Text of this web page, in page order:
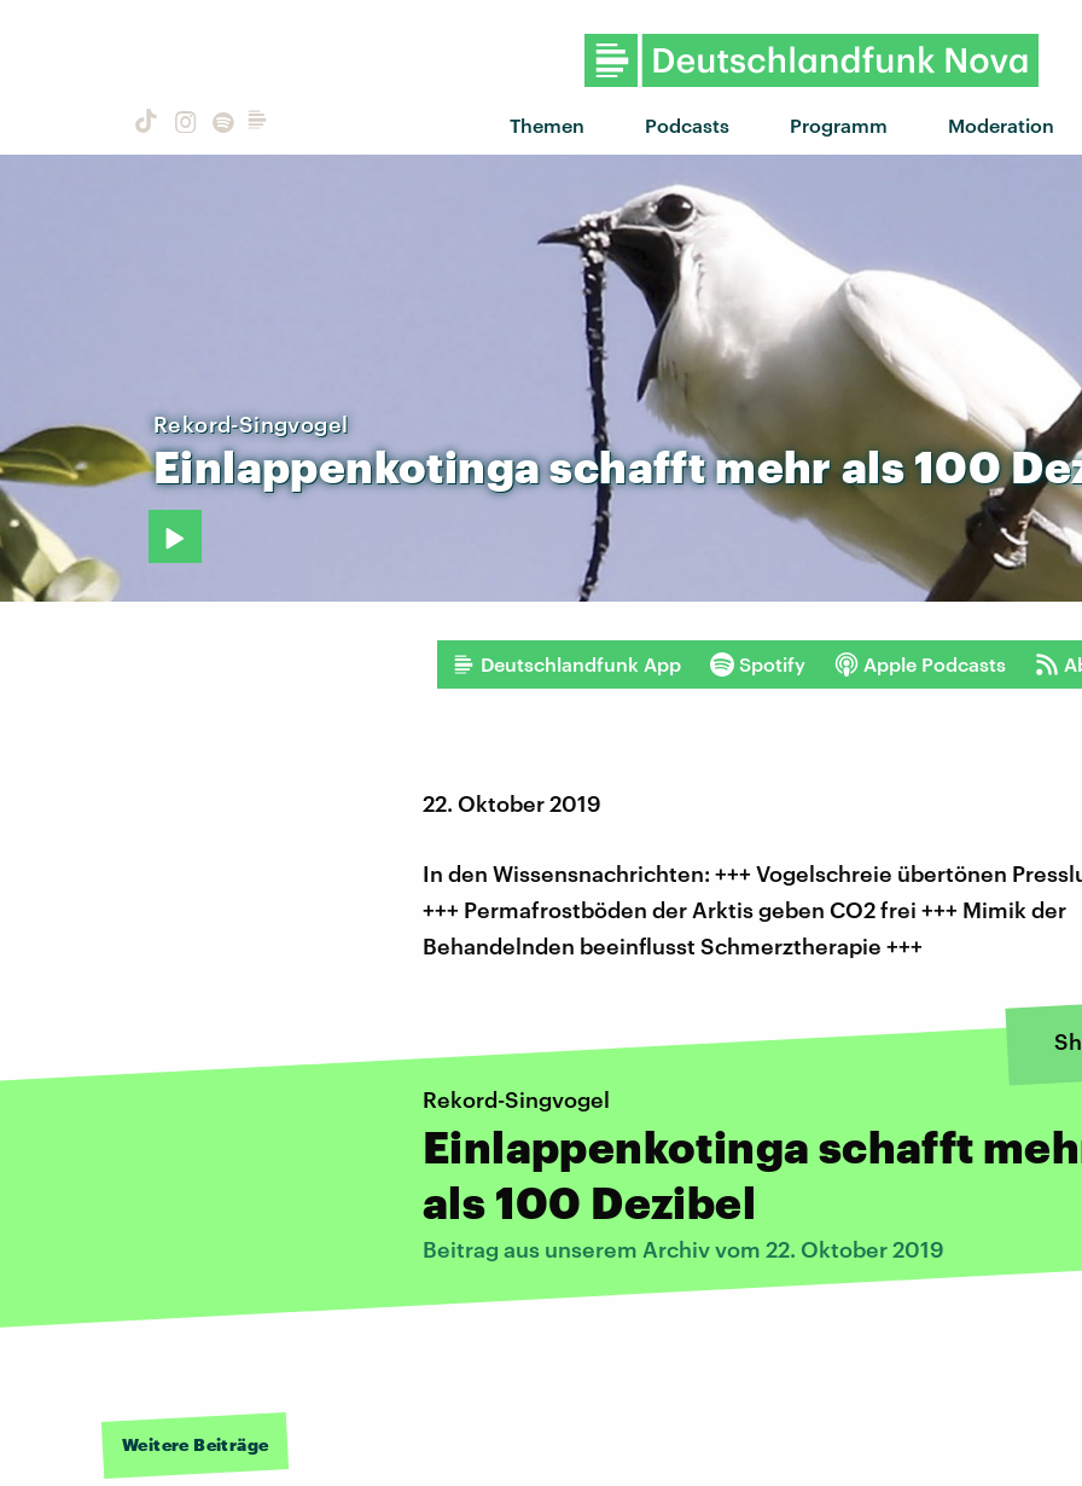
Themen Podcasts Programm Moderation
"Turnstile" von
Rekord-Singvogel
Einlappenkotingaschafftmehr als 100
Deutschlandfunk App Spotify Apple Podcasts
22. Oktober 2019
In den Wissensnachrichten: +++ Vogelschreie übertönen
+++ Permafrostböden der Arktis geben CO2 frei +++ Mimik der
Behandelnden beeinflusst Schmerztherapie +++
Rekord-Singvogel
Einlappenkotinga schafft
als 100 Dezibel
Beitrag aus unserem Archiv vom 22. Oktober 2019
Weitere Beiträge